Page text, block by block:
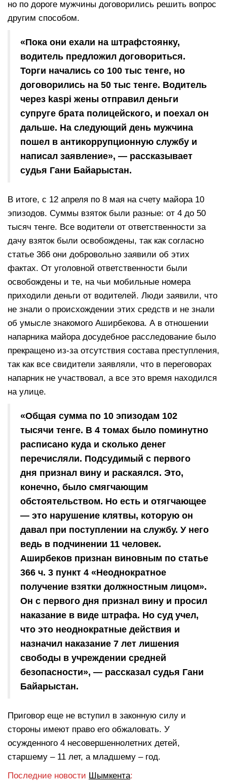
но по дороге мужчины договорились решить вопрос
другим способом.
«Пока они ехали на штрафстоянку,
водитель предложил договориться.
Торги начались со 100 тыс тенге, но
договорились на 50 тыс тенге. Водитель
через kaspi жены отправил деньги
супруге брата полицейского, и поехал он
дальше. На следующий день мужчина
пошел в антикоррупционную службу и
написал заявление», — рассказывает
судья Гани Байарыстан.
В итоге, с 12 апреля по 8 мая на счету майора 10
эпизодов. Суммы взяток были разные: от 4 до 50
тысяч тенге. Все водители от ответственности за
дачу взяток были освобождены, так как согласно
статье 366 они добровольно заявили об этих
фактах. От уголовной ответственности были
освобождены и те, на чьи мобильные номера
приходили деньги от водителей. Люди заявили, что
не знали о происхождении этих средств и не знали
об умысле знакомого Аширбекова. А в отношении
напарника майора досудебное расследование было
прекращено из-за отсутствия состава преступления,
так как все свидители заявляли, что в переговорах
напарник не участвовал, а все это время находился
на улице.
«Общая сумма по 10 эпизодам 102
тысячи тенге. В 4 томах было поминутно
расписано куда и сколько денег
перечисляли. Подсудимый с первого
дня признал вину и раскаялся. Это,
конечно, было смягчающим
обстоятельством. Но есть и отягчающее
— это нарушение клятвы, которую он
давал при поступлении на службу. У него
ведь в подчинении 11 человек.
Аширбеков признан виновным по статье
366 ч. 3 пункт 4 «Неоднократное
получение взятки должностным лицом».
Он с первого дня признал вину и просил
наказание в виде штрафа. Но суд учел,
что это неоднократные действия и
назначил наказание 7 лет лишения
свободы в учреждении средней
безопасности», — рассказал судья Гани
Байарыстан.
Приговор еще не вступил в законную силу и
стороны имеют право его обжаловать. У
осужденного 4 несовершеннолетних детей,
старшему – 11 лет, а младшему – год.
Последние новости Шымкента: